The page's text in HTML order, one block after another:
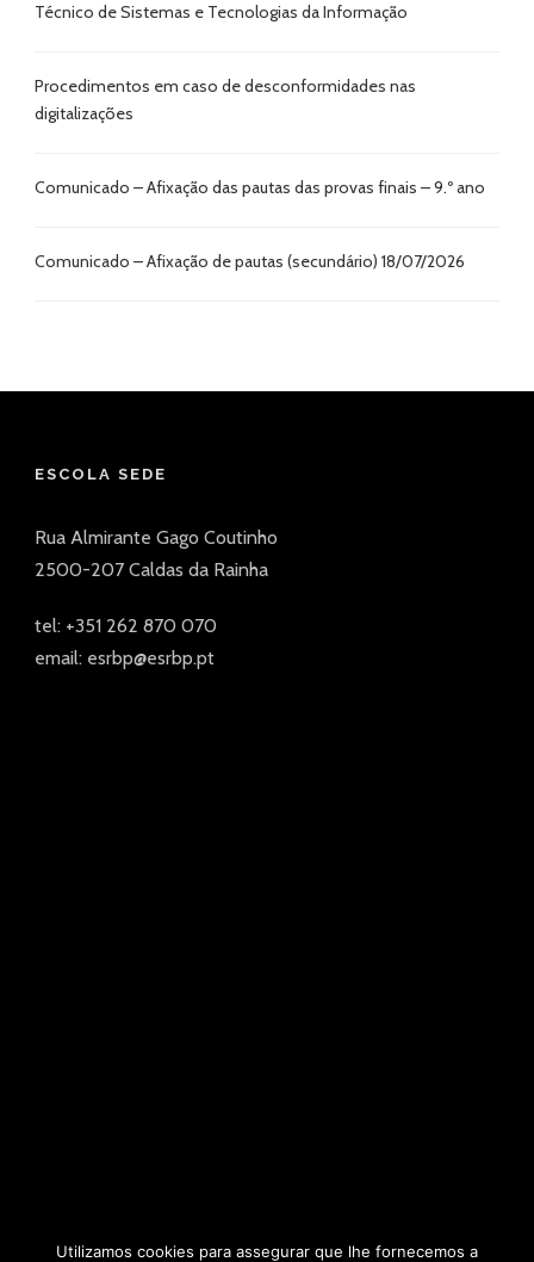
Técnico de Sistemas e Tecnologias da Informação
Procedimentos em caso de desconformidades nas
digitalizações
Comunicado – Afixação das pautas das provas finais – 9.º ano
Comunicado – Afixação de pautas (secundário) 18/07/2026
ESCOLA SEDE
Rua Almirante Gago Coutinho
2500-207 Caldas da Rainha
tel: +351 262 870 070
email: esrbp@esrbp.pt
Utilizamos cookies para assegurar que lhe fornecemos a